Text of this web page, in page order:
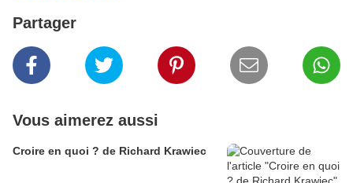
Partager
Vous aimerez aussi
Croire en quoi ? de Richard Krawiec